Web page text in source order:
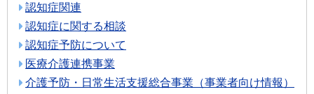
認知症関連
認知症に関する相談
認知症予防について
医療介護連携事業
介護予防・日常生活支援総合事業（事業者向け情報）